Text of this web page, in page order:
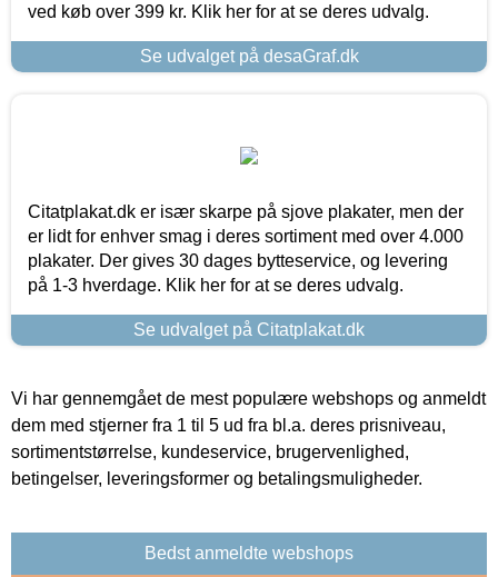
ved køb over 399 kr. Klik her for at se deres udvalg.
Se udvalget på desaGraf.dk
Citatplakat.dk er især skarpe på sjove plakater, men der
er lidt for enhver smag i deres sortiment med over 4.000
plakater. Der gives 30 dages bytteservice, og levering
på 1-3 hverdage. Klik her for at se deres udvalg.
Se udvalget på Citatplakat.dk
Vi har gennemgået de mest populære webshops og anmeldt
dem med stjerner fra 1 til 5 ud fra bl.a. deres prisniveau,
sortimentstørrelse, kundeservice, brugervenlighed,
betingelser, leveringsformer og betalingsmuligheder.
Bedst anmeldte webshops